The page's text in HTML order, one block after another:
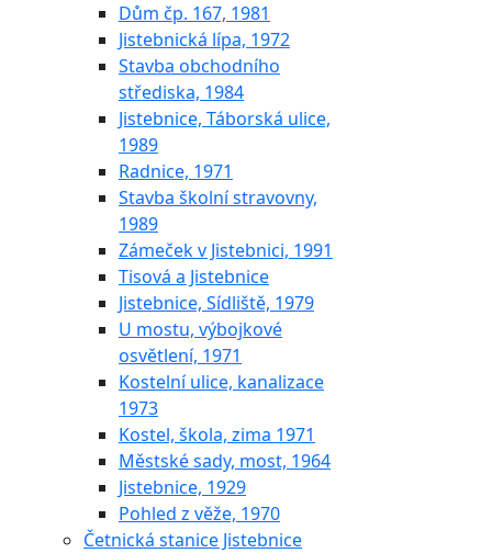
Dům čp. 167, 1981
Jistebnická lípa, 1972
Stavba obchodního
střediska, 1984
Jistebnice, Táborská ulice,
1989
Radnice, 1971
Stavba školní stravovny,
1989
Zámeček v Jistebnici, 1991
Tisová a Jistebnice
Jistebnice, Sídliště, 1979
U mostu, výbojkové
osvětlení, 1971
Kostelní ulice, kanalizace
1973
Kostel, škola, zima 1971
Městské sady, most, 1964
Jistebnice, 1929
Pohled z věže, 1970
Četnická stanice Jistebnice